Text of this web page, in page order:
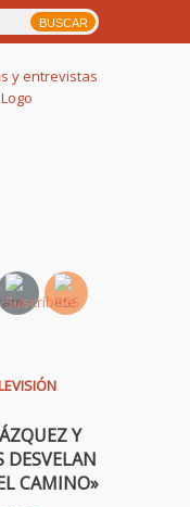
Y
DESVELAN
CAMINO»